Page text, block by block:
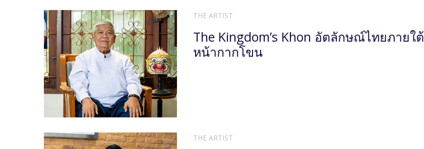
THE ARTIST
The Kingdom’s Khon อัตลักษณ์ไทยภายใต้
หน้ากากโขน
THE ARTIST